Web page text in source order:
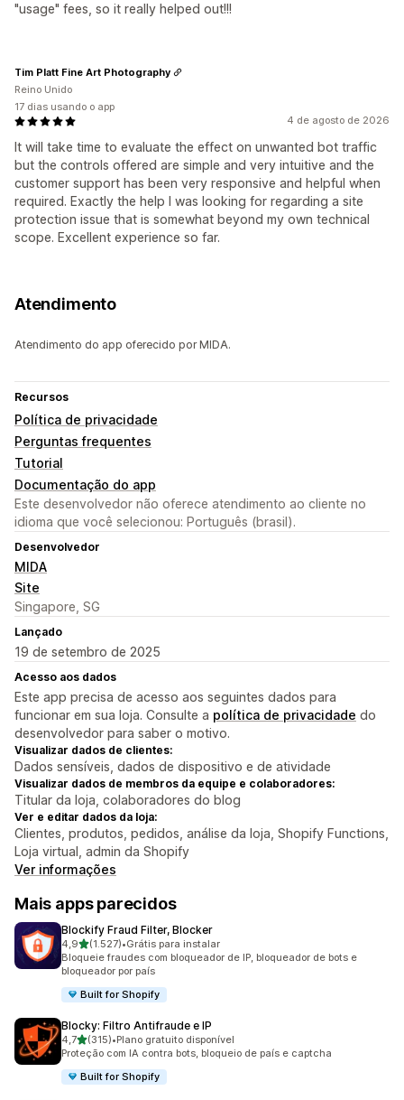
"usage" fees, so it really helped out!!!
4 de agosto de 2026
It will take time to evaluate the effect on unwanted bot traffic
but the controls offered are simple and very intuitive and the
customer support has been very responsive and helpful when
required. Exactly the help I was looking for regarding a site
protection issue that is somewhat beyond my own technical
scope. Excellent experience so far.
Tim Platt Fine Art Photography
Reino Unido
17 dias usando o app
Atendimento
Atendimento do app oferecido por MIDA.
Recursos
Política de privacidade
Perguntas frequentes
Tutorial
Documentação do app
Este desenvolvedor não oferece atendimento ao cliente no
idioma que você selecionou: Português (brasil).
Desenvolvedor
MIDA
Site
Singapore, SG
Lançado
19 de setembro de 2025
Acesso aos dados
Este app precisa de acesso aos seguintes dados para
funcionar em sua loja. Consulte a política de privacidade do
desenvolvedor para saber o motivo.
Visualizar dados de clientes:
Dados sensíveis, dados de dispositivo e de atividade
Visualizar dados de membros da equipe e colaboradores:
Titular da loja, colaboradores do blog
Ver e editar dados da loja:
Clientes, produtos, pedidos, análise da loja, Shopify Functions,
Loja virtual, admin da Shopify
Ver informações
Mais apps parecidos
Blockify Fraud Filter, Blocker
4,9de 5 estrelas
(1.527)
1527 avaliações ao todo
•Grátis para instalar
Bloqueie fraudes com bloqueador de IP, bloqueador de bots e
bloqueador por país
Built for Shopify
Blocky: Filtro Antifraude e IP
4,7de 5 estrelas
(315)
315 avaliações ao todo
•Plano gratuito disponível
Proteção com IA contra bots, bloqueio de país e captcha
Built for Shopify